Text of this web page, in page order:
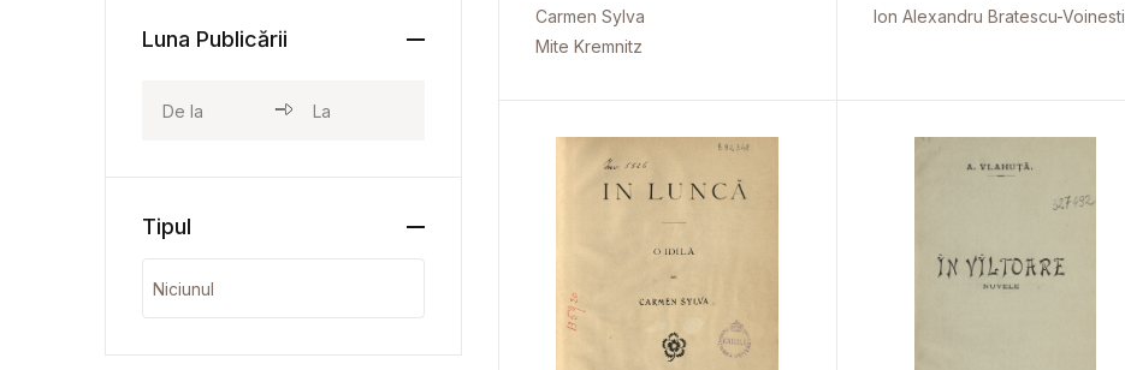
Carmen Sylva
Mite Kremnitz
Ion Alexandru Bratescu-Voinesti
Luna Publicării
Tipul